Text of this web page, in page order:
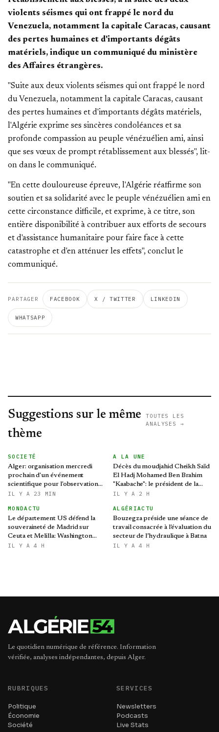
violents séismes qui ont frappé le nord du
Venezuela, notamment la capitale Caracas, causant
des pertes humaines et d'importants dégâts
matériels, indique un communiqué du ministère
des Affaires étrangères.
"Suite aux deux violents séismes qui ont frappé le nord
du Venezuela, notamment la capitale Caracas, causant
des pertes humaines et d'importants dégâts matériels,
l'Algérie exprime ses sincères condoléances et sa
profonde compassion au peuple vénézuélien ami, ainsi
que ses vœux de prompt rétablissement aux blessés", lit-
on dans le communiqué.
"En cette douloureuse épreuve, l'Algérie réaffirme son
soutien et sa solidarité avec le peuple vénézuélien ami en
cette circonstance difficile, et exprime, à ce titre, son
entière disponibilité à contribuer aux efforts de secours
et d'assistance humanitaire pour faire face à cette
catastrophe et d'en atténuer les effets", conclut le
communiqué.
PARTAGER FACEBOOK X / TWITTER LINKEDIN
WHATSAPP
Suggestions sur le même
thème
TOUTES LES
ANALYSES →
SOCIETÉ
Alger: organisation mercredi
prochain d'un événement
scientifique pour l'observation
de l'éclipse solaire partielle
IL Y A 23 MIN
A LA UNE
Décès du moudjahid Cheikh Saïd
El Hadj Mohamed Ben Brahim
"Kaabache": le président de la
République présente ses
IL Y A 2 H
MONDACTU
Le département US défend la
souveraineté de Madrid sur
Ceuta et Melilla: Washington
refroidit les ambitions
IL Y A 4 H
ALGÉRIACTU
Bouzegza préside une séance de
travail consacrée à l'évaluation du
secteur de l’hydraulique à Batna
IL Y A 4 H
Le quotidien numérique de référence. Information
vérifiée, analyses indépendantes, depuis Alger.
RUBRIQUES
Politique
Économie
Société
SERVICES
Newsletters
Podcasts
Live Stats